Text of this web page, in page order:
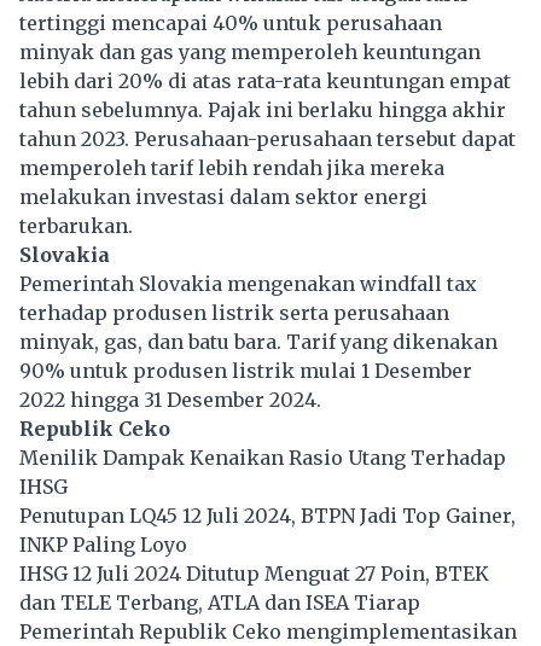
tertinggi mencapai 40% untuk perusahaan
minyak dan gas yang memperoleh keuntungan
lebih dari 20% di atas rata-rata keuntungan empat
tahun sebelumnya. Pajak ini berlaku hingga akhir
tahun 2023. Perusahaan-perusahaan tersebut dapat
memperoleh tarif lebih rendah jika mereka
melakukan investasi dalam sektor energi
terbarukan.
Slovakia
Pemerintah Slovakia mengenakan windfall tax
terhadap produsen listrik serta perusahaan
minyak, gas, dan batu bara. Tarif yang dikenakan
90% untuk produsen listrik mulai 1 Desember
2022 hingga 31 Desember 2024.
Republik Ceko
Menilik Dampak Kenaikan Rasio Utang Terhadap
IHSG
Penutupan LQ45 12 Juli 2024, BTPN Jadi Top Gainer,
INKP Paling Loyo
IHSG 12 Juli 2024 Ditutup Menguat 27 Poin, BTEK
dan TELE Terbang, ATLA dan ISEA Tiarap
Pemerintah Republik Ceko mengimplementasikan